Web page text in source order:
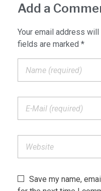
Add a
Your email address
fields are marked *
Save my name,